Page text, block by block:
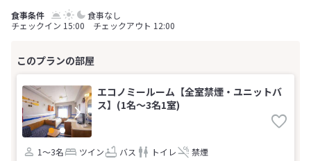
食事なし
チェックイン 15:00 チェックアウト 12:00
エコノミールーム【全室禁煙・ユニットバ
ス】(1名～3名1室)
1～3名 ツイン バス トイレ 禁煙